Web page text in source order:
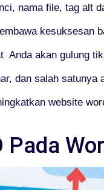
nama file, tag alt
kesuksesan
Anda akan gulung
dan salah satunya
website
Pada